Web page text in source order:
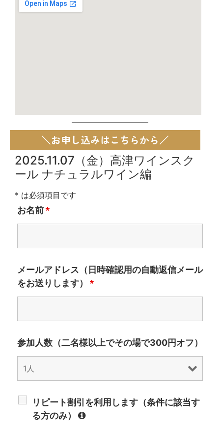
＼お申し込みはこちらから／
2025.11.07（金）高津ワインスク
ール ナチュラルワイン編
* は必須項目です
お名前*
メールアドレス（日時確認用の自動返信メール
をお送りします） *
参加人数（二名様以上でその場で300円オフ）
リピート割引を利用します（条件に該当す
る方のみ）